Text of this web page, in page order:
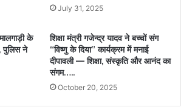
July 31, 2025
के
पुलिस ने
शिक्षा मंत्री गजेन्द्र यादव ने बच्चों संग
“विष्णु के दिया” कार्यक्रम में मनाई
दीपावली — शिक्षा, संस्कृति और आनंद का
संगम…..
October 20, 2025